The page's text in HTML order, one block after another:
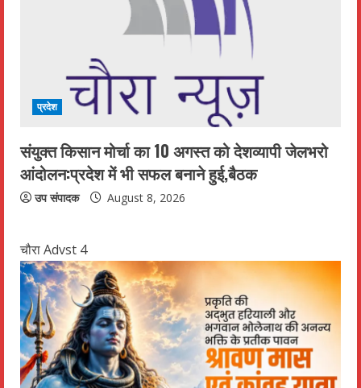
प्रदेश
संयुक्त किसान मोर्चा का 10 अगस्त को देशव्यापी जेलभरो
आंदोलन:प्रदेश में भी सफल बनाने हुई,बैठक
उप संपादक August 8, 2026
चौरा Advst 4